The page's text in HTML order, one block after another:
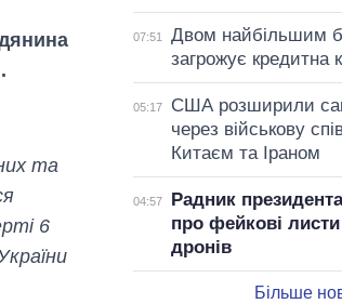
та
6
07:51
Двом найбільшим
загрожує кредитна
05:17
США розширили
через військову
Китаєм та Іраном
04:57
Радник
про фейкові
дронів
Більше